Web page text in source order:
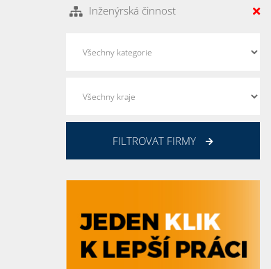
Inženýrská činnost
FILTROVAT FIRMY